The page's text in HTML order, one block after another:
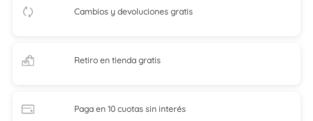
Cambios y devoluciones gratis
Retiro en tiendagratis
Paga en 10 cuotassin interés